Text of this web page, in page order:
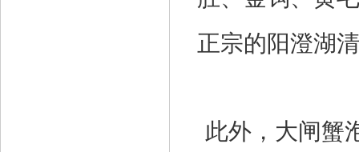
正宗的阳澄湖
此外，大闸蟹